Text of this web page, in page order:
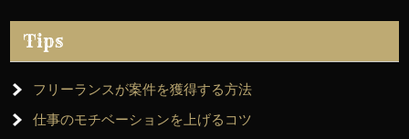
Tips
フリーランスが案件を獲得する方法
仕事のモチベーションを上げるコツ